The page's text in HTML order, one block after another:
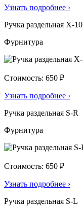
Узнать подробнее ›
Ручка раздельная X-10
Фурнитура
Стоимость: 650 ₽
Узнать подробнее ›
Ручка раздельная S-R
Фурнитура
Стоимость: 650 ₽
Узнать подробнее ›
Ручка раздельная S-L